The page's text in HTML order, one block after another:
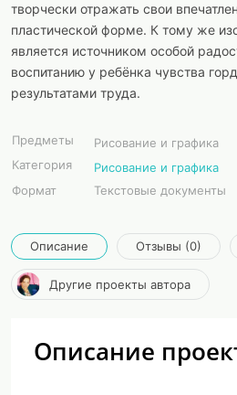
творчески отражать свои
пластической форме. К тому же
является источником особой
воспитанию у ребёнка чувства
результатами труда.
Предметы
Рисование и графика
Категория
Рисование и графика
Формат
Текстовые документы
Описание Отзывы (0)
Другие проекты автора
Описание